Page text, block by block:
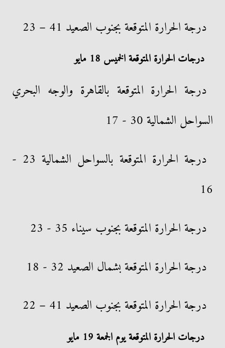
درجة الحرارة المتوقعة بجنوب الصعيد 41 – 23
درجات الحرارة المتوقعة الخميس 18 مايو
درجة الحرارة المتوقعة بالقاهرة والوجه البحري
السواحل الشمالية 30 - 17
درجة الحرارة المتوقعة بالسواحل الشمالية 23 -
16
درجة الحرارة المتوقعة بجنوب سيناء 35 - 23
درجة الحرارة المتوقعة بشمال الصعيد 32 - 18
درجة الحرارة المتوقعة بجنوب الصعيد 41 – 22
درجات الحرارة المتوقعة يوم الجمعة 19 مايو